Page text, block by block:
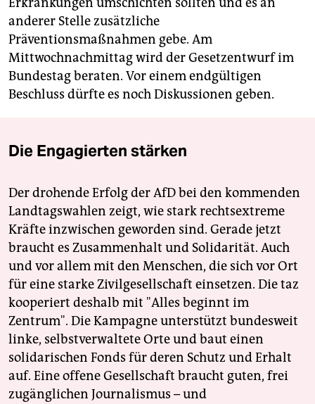
Erkrankungen umschichten sollten und es an
anderer Stelle zusätzliche
Präventionsmaßnahmen gebe. Am
Mittwochnachmittag wird der Gesetzentwurf im
Bundestag beraten. Vor einem endgültigen
Beschluss dürfte es noch Diskussionen geben.
Die Engagierten stärken
Der drohende Erfolg der AfD bei den kommenden
Landtagswahlen zeigt, wie stark rechtsextreme
Kräfte inzwischen geworden sind. Gerade jetzt
braucht es Zusammenhalt und Solidarität. Auch
und vor allem mit den Menschen, die sich vor Ort
für eine starke Zivilgesellschaft einsetzen. Die taz
kooperiert deshalb mit "Alles beginnt im
Zentrum". Die Kampagne unterstützt bundesweit
linke, selbstverwaltete Orte und baut einen
solidarischen Fonds für deren Schutz und Erhalt
auf. Eine offene Gesellschaft braucht guten, frei
zugänglichen Journalismus – und